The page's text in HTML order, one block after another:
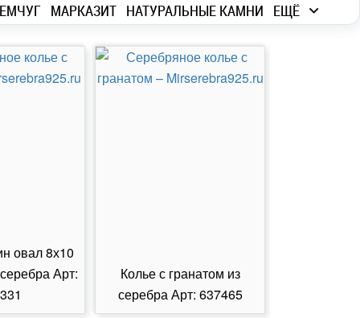
МАРКАЗИТ НАТУРАЛЬНЫЕ КАМНИ ЕЩЁ
овал 8х10
Арт:
Колье с гранатом из
серебра Арт: 637465